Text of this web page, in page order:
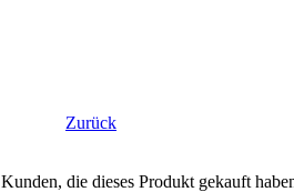
Zurück
Kunden, die dieses Produkt gekauft